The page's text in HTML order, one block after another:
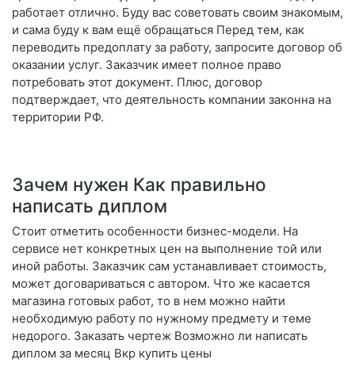
работает отлично. Буду вас советовать своим знакомым,
и сама буду к вам ещё обращаться Перед тем, как
переводить предоплату за работу, запросите договор об
оказании услуг. Заказчик имеет полное право
потребовать этот документ. Плюс, договор
подтверждает, что деятельность компании законна на
территории РФ.
Зачем нужен Как правильно
написать диплом
Стоит отметить особенности бизнес-модели. На
сервисе нет конкретных цен на выполнение той или
иной работы. Заказчик сам устанавливает стоимость,
может договариваться с автором. Что же касается
магазина готовых работ, то в нем можно найти
необходимую работу по нужному предмету и теме
недорого. Заказать чертеж Возможно ли написать
диплом за месяц Вкр купить цены